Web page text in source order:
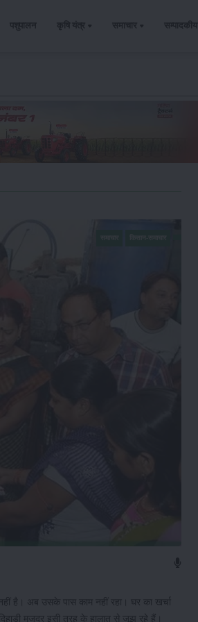
पशुपालन कृषि यंत्र समाचार सम्पादकीय
है। अब उसके पास काम नहीं रहा। घर का खर्चा
मजदूर इसी तरह के हालात से जूझ रहे हैं।